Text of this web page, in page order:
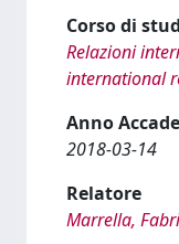
Corso di
Relazioni
international
Anno
2018-03-14
Relatore
Marrella,